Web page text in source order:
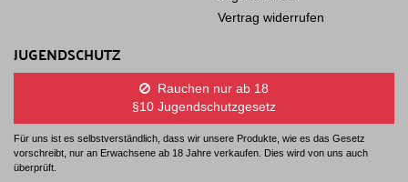
Vertrag widerrufen
JUGENDSCHUTZ
Rauchen nur ab 18
§10 Jugendschutzgesetz
Für uns ist es selbstverständlich, dass wir unsere Produkte, wie es das Gesetz
vorschreibt, nur an Erwachsene ab 18 Jahre verkaufen. Dies wird von uns auch
überprüft.